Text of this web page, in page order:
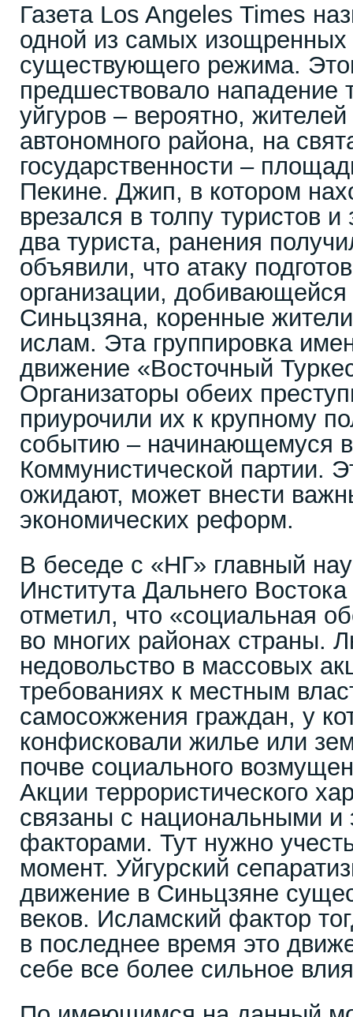
Газета Los Angeles Times
одной из самых изощренных
существующего режима.
предшествовало нападение
уйгуров – вероятно,
автономного района, на
государственности –
Пекине. Джип, в котором
врезался в толпу туристов
два туриста, ранения
объявили, что атаку
организации,
Синьцзяна, коренные
ислам. Эта группировка
движение «Восточный
Организаторы обеих
приурочили их к крупному
событию – начинающемуся
Коммунистической партии.
ожидают, может внести
экономических реформ.
В беседе с «НГ» главный
Института Дальнего
отметил, что «социальная
во многих районах страны.
недовольство в массовых
требованиях к местным
самосожжения граждан, у
конфисковали жилье или
почве социального
Акции террористического
связаны с национальными и
факторами. Тут нужно
момент. Уйгурский
движение в Синьцзяне
веков. Исламский фактор
в последнее время это
себе все более сильное